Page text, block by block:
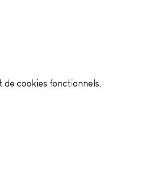
de cookies fonctionnels.